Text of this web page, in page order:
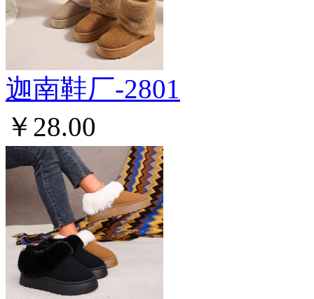
迦南鞋厂-2801
￥28.00